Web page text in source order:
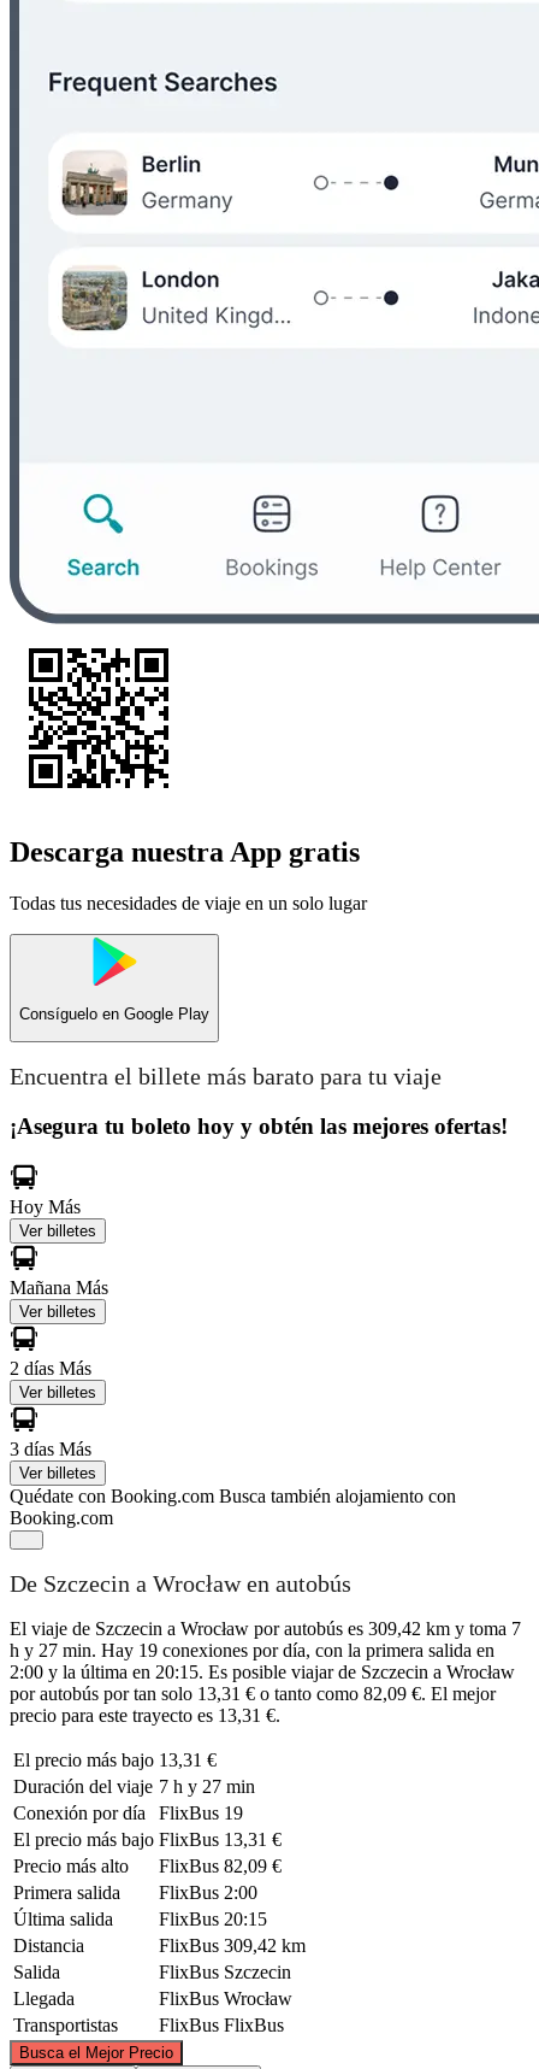
Descarga nuestra App gratis
Todas tus necesidades de viaje en un solo lugar
Consíguelo en Google Play
Encuentra el billete más barato para tu viaje
¡Asegura tu boleto hoy y obtén las mejores ofertas!
Hoy Más
Ver billetes
Mañana Más
Ver billetes
2 días Más
Ver billetes
3 días Más
Ver billetes
Quédate con Booking.com Busca también alojamiento con
Booking.com
De Szczecin a Wrocław en autobús
El viaje de Szczecin a Wrocław por autobús es 309,42 km y toma 7
h y 27 min. Hay 19 conexiones por día, con la primera salida en
2:00 y la última en 20:15. Es posible viajar de Szczecin a Wrocław
por autobús por tan solo 13,31 € o tanto como 82,09 €. El mejor
precio para este trayecto es 13,31 €.
El precio más bajo 13,31 €
Duración del viaje 7 h y 27 min
Conexión por día
FlixBus 19
El precio más bajo FlixBus 13,31 €
Precio más alto
FlixBus 82,09 €
Primera salida
FlixBus 2:00
Última salida
FlixBus 20:15
Distancia
FlixBus 309,42 km
Salida
FlixBus Szczecin
Llegada
FlixBus Wrocław
Transportistas
FlixBus FlixBus
Busca el Mejor Precio
©